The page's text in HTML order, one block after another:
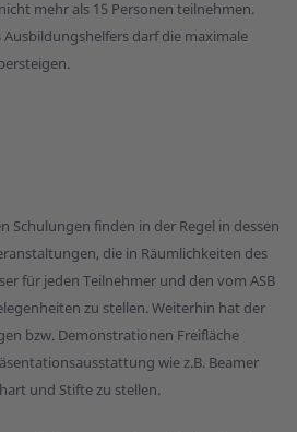
mehr als 15 Personen teilnehmen.
darf die maximale
Schulungen finden in der Regel in dessen
die in Räumlichkeiten des
für jeden Teilnehmer und den vom ASB
zu stellen. Weiterhin hat der
bzw. Demonstrationen Freifläche
wie z.B. Beamer
und Stifte zu stellen.